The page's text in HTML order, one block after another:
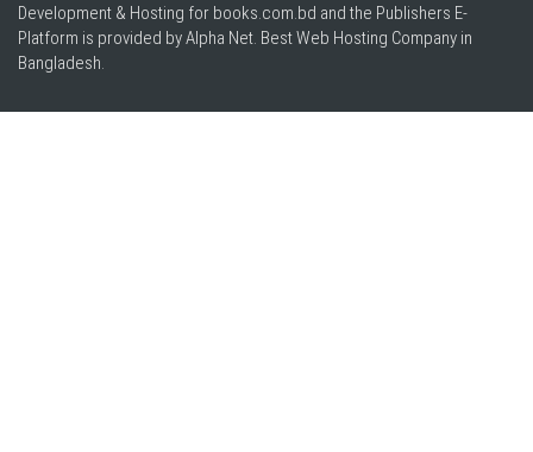
Development & Hosting for books.com.bd and the Publishers E-
Platform is provided by Alpha Net. BestWeb Hosting Company in
Bangladesh.